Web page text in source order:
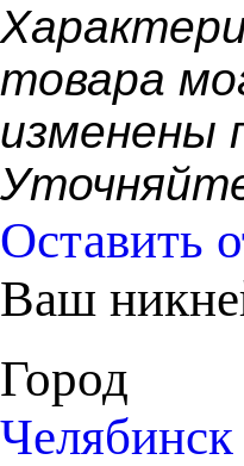
товара
изменены
Оставить
Ваш
Город
Челябинск